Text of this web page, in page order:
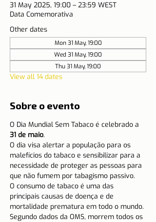
31 May 2025, 19:00 – 23:59 WEST
Data Comemorativa
Other dates
Mon 31 May, 19:00
Wed 31 May, 19:00
Thu 31 May, 19:00
View all 14 dates
Sobre o evento
O Dia Mundial Sem Tabaco é celebrado a
31 de maio.
O dia visa alertar a população para os
malefícios do tabaco e sensibilizar para a
necessidade de proteger as pessoas para
que não fumem por tabagismo passivo.
O consumo de tabaco é uma das
principais causas de doença e de
mortalidade prematura em todo o mundo.
Segundo dados da OMS, morrem todos os